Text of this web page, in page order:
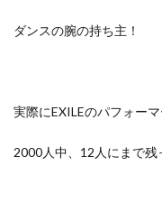
ダンスの腕の持ち主！
実際にEXILEのパフォー
2000人中、12人にまで残